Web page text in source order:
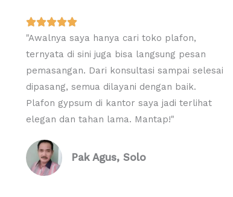
R
a
t
e
d
5
o
t
"Awalnya saya hanya cari toko plafon,
ternyata di sini juga bisa langsung pesan
pemasangan. Dari konsultasi sampai selesai
dipasang, semua dilayani dengan baik.
Plafon gypsum di kantor saya jadi terlihat
elegan dan tahan lama. Mantap!"
Pak Agus, Solo